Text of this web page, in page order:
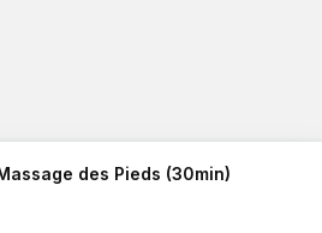
des Pieds (30min)